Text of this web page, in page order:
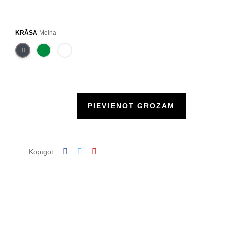
KRĀSA Melna
PIEVIENOT GROZAM
Kopīgot